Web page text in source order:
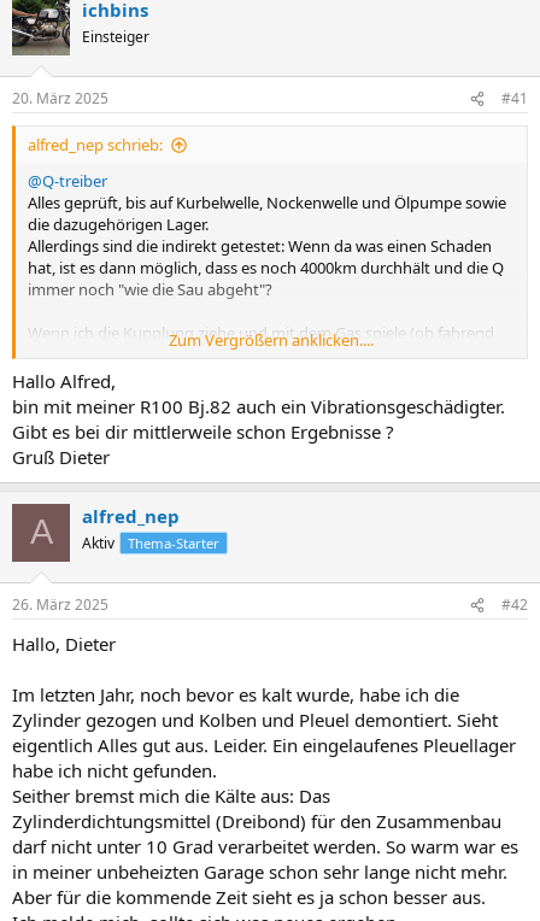
ichbins
Einsteiger
20. März 2025 #41
alfred_nep schrieb:
@Q-treiber
Alles geprüft, bis auf Kurbelwelle, Nockenwelle und Ölpumpe sowie
die dazugehörigen Lager.
Allerdings sind die indirekt getestet: Wenn da was einen Schaden
hat, ist es dann möglich, dass es noch 4000km durchhält und die Q
immer noch "wie die Sau abgeht"?
Wenn ich die Kupplung ziehe und mit dem Gas spiele (ob fahrend
oder im Stand), folgen die Vibs schön proportional der
Motordrehzahl.
Alfred
Zum Vergrößern anklicken....
Hallo Alfred,
bin mit meiner R100 Bj.82 auch ein Vibrationsgeschädigter.
Gibt es bei dir mittlerweile schon Ergebnisse ?
Gruß Dieter
A alfred_nep
Aktiv Thema-Starter
26. März 2025 #42
Hallo, Dieter
Im letzten Jahr, noch bevor es kalt wurde, habe ich die
Zylinder gezogen und Kolben und Pleuel demontiert. Sieht
eigentlich Alles gut aus. Leider. Ein eingelaufenes Pleuellager
habe ich nicht gefunden.
Seither bremst mich die Kälte aus: Das
Zylinderdichtungsmittel (Dreibond) für den Zusammenbau
darf nicht unter 10 Grad verarbeitet werden. So warm war es
in meiner unbeheizten Garage schon sehr lange nicht mehr.
Aber für die kommende Zeit sieht es ja schon besser aus.